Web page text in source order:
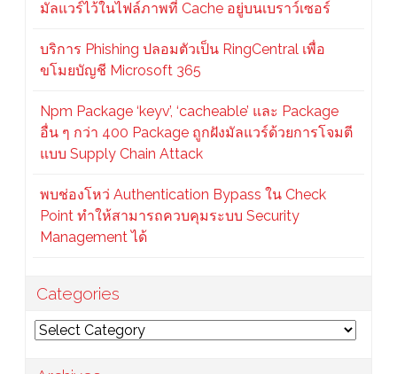
มัลแวร์ไว้ในไฟล์ภาพที่ Cache อยู่บนเบราว์เซอร์
บริการ Phishing ปลอมตัวเป็น RingCentral เพื่อ
ขโมยบัญชี Microsoft 365
Npm Package ‘keyv’, ‘cacheable’ และ Package
อื่น ๆ กว่า 400 Package ถูกฝังมัลแวร์ด้วยการโจมตี
แบบ Supply Chain Attack
พบช่องโหว่ Authentication Bypass ใน Check
Point ทำให้สามารถควบคุมระบบ Security
Management ได้
Categories
Categories